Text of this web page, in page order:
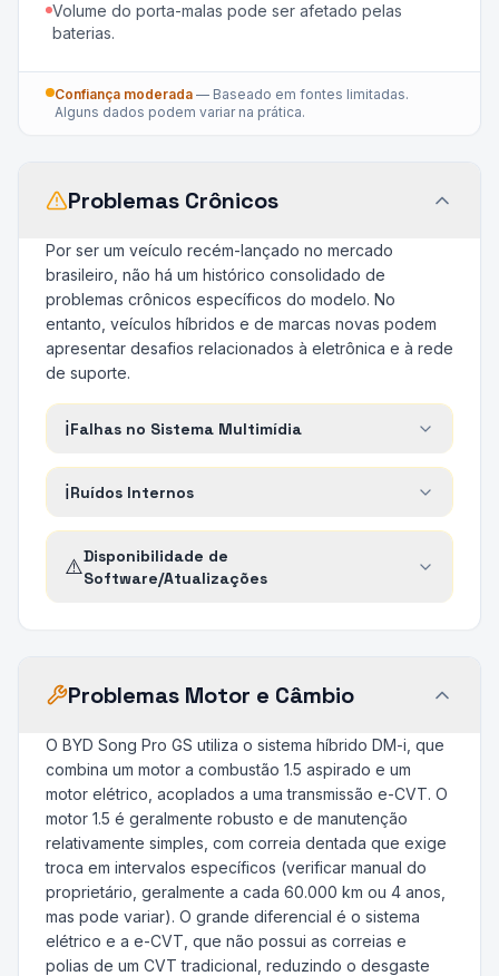
Volume do porta-malas pode ser afetado pelas
baterias.
Confiança moderada — Baseado em fontes limitadas.
Alguns dados podem variar na prática.
Problemas Crônicos
Por ser um veículo recém-lançado no mercado
brasileiro, não há um histórico consolidado de
problemas crônicos específicos do modelo. No
entanto, veículos híbridos e de marcas novas podem
apresentar desafios relacionados à eletrônica e à rede
de suporte.
ℹ️Falhas no Sistema Multimídia
ℹ️Ruídos Internos
⚠️Disponibilidade de
Software/Atualizações
Problemas Motor e Câmbio
O BYD Song Pro GS utiliza o sistema híbrido DM-i, que
combina um motor a combustão 1.5 aspirado e um
motor elétrico, acoplados a uma transmissão e-CVT. O
motor 1.5 é geralmente robusto e de manutenção
relativamente simples, com correia dentada que exige
troca em intervalos específicos (verificar manual do
proprietário, geralmente a cada 60.000 km ou 4 anos,
mas pode variar). O grande diferencial é o sistema
elétrico e a e-CVT, que não possui as correias e
polias de um CVT tradicional, reduzindo o desgaste